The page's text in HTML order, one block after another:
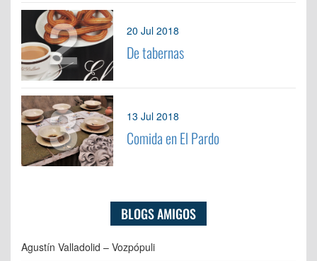
2 20 Jul 2018
De tabernas
3 13 Jul 2018
Comida en El Pardo
BLOGS AMIGOS
Agustín Valladolid – Vozpópuli